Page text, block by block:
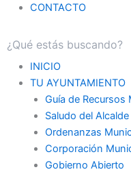
CONTACTO
INICIO
TU AYUNTAMIENTO
Guía de Recursos
Saludo del Alcalde
Ordenanzas
Corporación
Gobierno Abierto